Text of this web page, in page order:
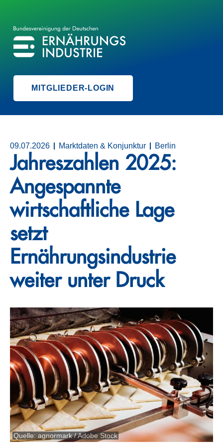
BVE
BUNDESVEREINIGUNG DER ERNÄHRUNGSINDUSTRIE
MITGLIEDER-LOGIN
09.07.2026 Marktdaten & Konjunktur Berlin
Jahreszahlen 2025:
Angespannte
wirtschaftliche Lage
setzt
Ernährungsindustrie
weiter unter Druck
Quelle: agnormark / Adobe Stock